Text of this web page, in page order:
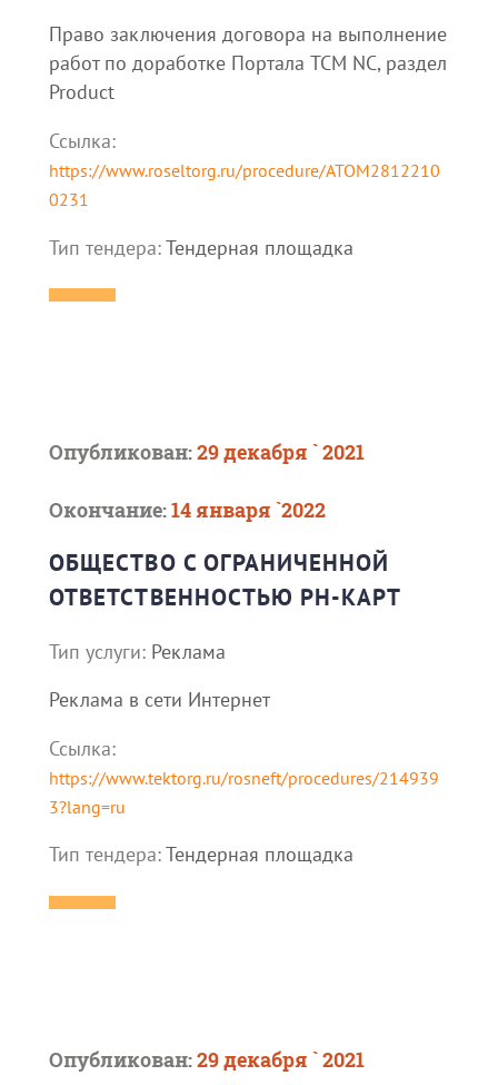
Право заключения договора на выполнение
работ по доработке Портала TCM NC, раздел
Product
Ссылка:
https://www.roseltorg.ru/procedure/ATOM2812210
0231
Тип тендера:Тендерная площадка
Опубликован:29 декабря ` 2021
Окончание:14 января `2022
ОБЩЕСТВО С ОГРАНИЧЕННОЙ
ОТВЕТСТВЕННОСТЬЮ РН-КАРТ
Тип услуги: Реклама
Реклама в сети Интернет
Ссылка:
https://www.tektorg.ru/rosneft/procedures/214939
3?lang=ru
Тип тендера:Тендерная площадка
Опубликован:29 декабря ` 2021